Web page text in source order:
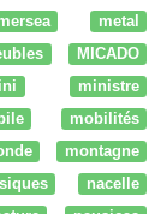
metal
MICADO
ministre
mobilités
montagne
nacelle